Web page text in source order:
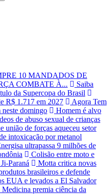
10 MANDADOS DE
COMBATE À...
Saiba
da Supercopa do Brasil
R$ 1.717 em 2027
Agora Tem
neste domingo
Homem é alvo
de abuso sexual de crianças
união de forças aqueceu setor
intoxicação por metanol
ultrapassa 9 milhões de
Colisão entre moto e
Paraná
Motta critica novas
brasileiros e defende
EUA e levados a El Salvador
premia ciência da